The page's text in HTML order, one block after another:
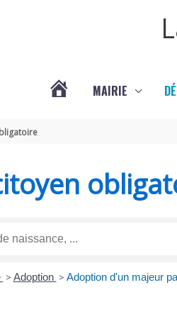
TITRE)
MAIRIE
> Adoption > Adoption d'un majeur